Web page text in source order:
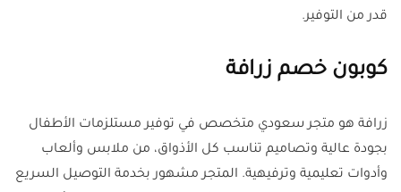
قدر من التوفير.
كوبون خصم زرافة
زرافة هو متجر سعودي متخصص في توفير مستلزمات الأطفال
بجودة عالية وتصاميم تناسب كل الأذواق، من ملابس وألعاب
وأدوات تعليمية وترفيهية. المتجر مشهور بخدمة التوصيل السريع